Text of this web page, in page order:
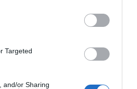
Targeted
and/or Sharing